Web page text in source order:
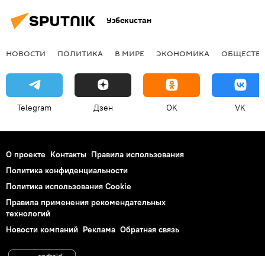
Узбекистан
НОВОСТИ ПОЛИТИКА В МИРЕ ЭКОНОМИКА
Telegram Дзен OK VK
О проекте Контакты Правила использования
Политика конфиденциальности
Политика использования Cookie
Правила применения рекомендательных
технологий
Новости компаний Реклама Обратная связь